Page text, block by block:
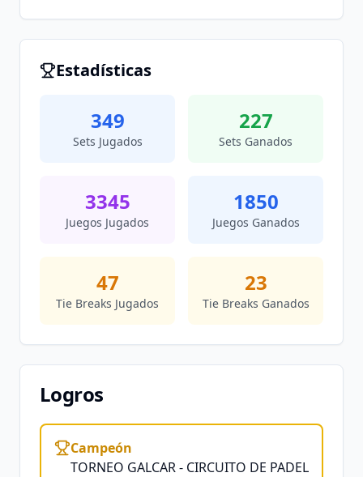
Estadísticas
349
Sets Jugados
227
Sets Ganados
3345
Juegos Jugados
1850
Juegos Ganados
47
Tie Breaks Jugados
23
Tie Breaks Ganados
Logros
Campeón
TORNEO GALCAR - CIRCUITO DE PADEL